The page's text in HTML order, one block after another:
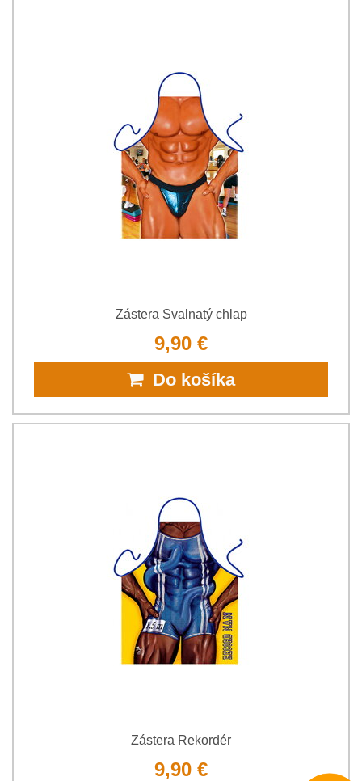
Zástera Svalnatý chlap
9,90 €
Do košíka
Zástera Rekordér
9,90 €